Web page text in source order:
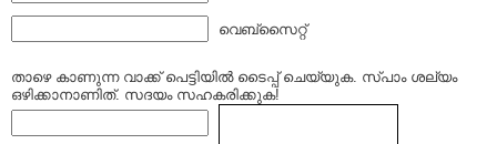
വെബ്സൈറ്റ്
താഴെ കാണുന്ന വാക്ക് പെട്ടിയില്‍ ടൈപ്പ്‌ ചെയ്യുക. സ്പാം ശല്യം
ഒഴിക്കാനാണിത്. സദയം സഹകരിക്കുക!